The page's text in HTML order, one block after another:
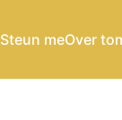
Steun meOver